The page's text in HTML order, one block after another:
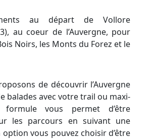
au départ de Vollore
au coeur de l’Auvergne, pour
Noirs, les Monts du Forez et le
de découvrir l’Auvergne
balades avec votre trail ou maxi-
vous permet d’être
les parcours en suivant une
option vous pouvez choisir d’être